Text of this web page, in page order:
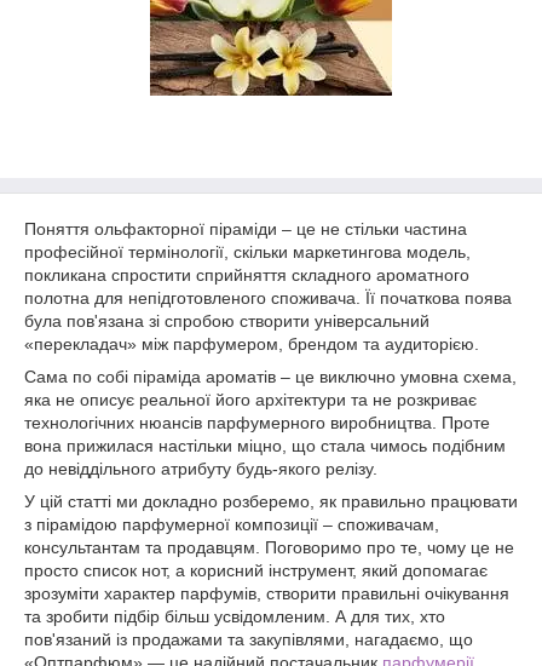
Поняття ольфакторної піраміди – це не стільки частина
професійної термінології, скільки маркетингова модель,
покликана спростити сприйняття складного ароматного
полотна для непідготовленого споживача. Її початкова поява
була пов'язана зі спробою створити універсальний
«перекладач» між парфумером, брендом та аудиторією.
Сама по собі піраміда ароматів – це виключно умовна схема,
яка не описує реальної його архітектури та не розкриває
технологічних нюансів парфумерного виробництва. Проте
вона прижилася настільки міцно, що стала чимось подібним
до невіддільного атрибуту будь-якого релізу.
У цій статті ми докладно розберемо, як правильно працювати
з пірамідою парфумерної композиції – споживачам,
консультантам та продавцям. Поговоримо про те, чому це не
просто список нот, а корисний інструмент, який допомагає
зрозуміти характер парфумів, створити правильні очікування
та зробити підбір більш усвідомленим. А для тих, хто
пов'язаний із продажами та закупівлями, нагадаємо, що